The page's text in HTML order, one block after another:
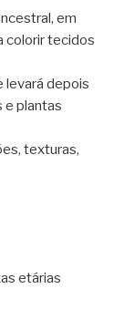
em
colorir tecidos
levará depois
e plantas
texturas,
etárias